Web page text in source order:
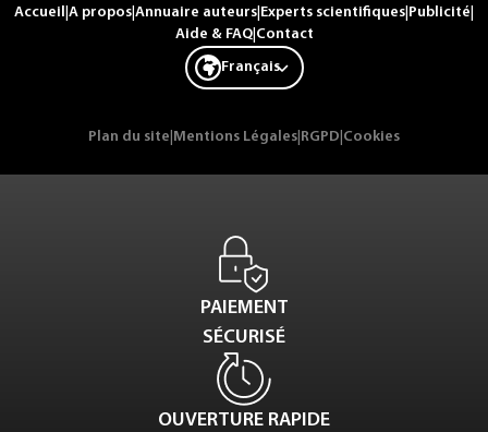
Accueil A propos Annuaire auteurs Experts scientifiques Publicité
Aide & FAQ| Contact
Français
Plan du site Mentions Légales RGPD Cookies
PAIEMENT
SÉCURISÉ
OUVERTURE RAPIDE